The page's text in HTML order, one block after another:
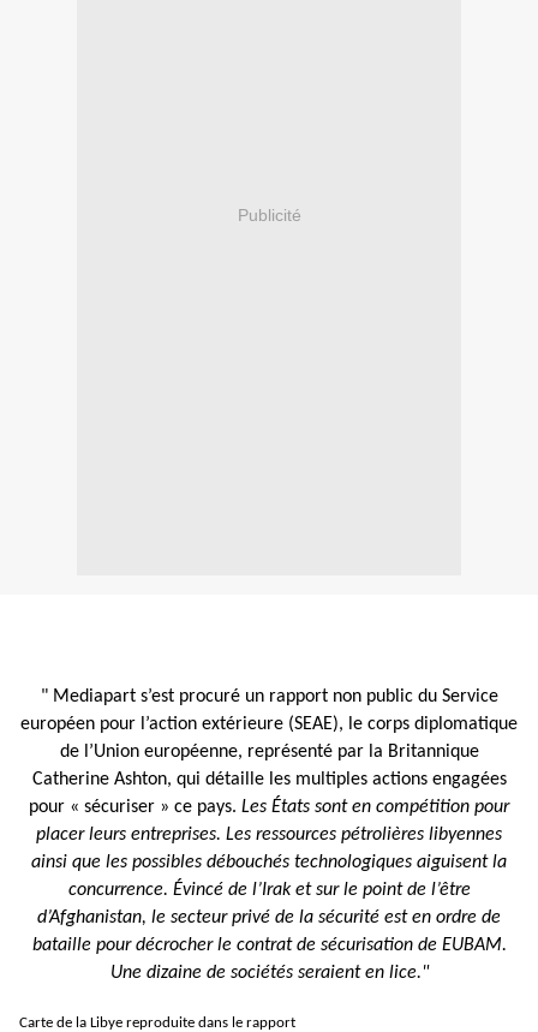
Publicité
" Mediapart s’est procuré un rapport non public du Service
européen pour l’action extérieure (SEAE), le corps diplomatique
de l’Union européenne, représenté par la Britannique
Catherine Ashton, qui détaille les multiples actions engagées
pour « sécuriser » ce pays. Les États sont en compétition pour
placer leurs entreprises. Les ressources pétrolières libyennes
ainsi que les possibles débouchés technologiques aiguisent la
concurrence. Évincé de l’Irak et sur le point de l’être
d’Afghanistan, le secteur privé de la sécurité est en ordre de
bataille pour décrocher le contrat de sécurisation de EUBAM.
Une dizaine de sociétés seraient en lice."
Carte de la Libye reproduite dans le rapport